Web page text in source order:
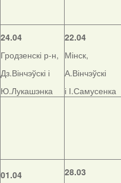
24.04
Гродзенскі р-н,
Дз.Вінчэўскі і
Ю.Лукашэнка
22.04
Мінск,
А.Вінчэўскі
і І.Самусенка
01.04
28.03